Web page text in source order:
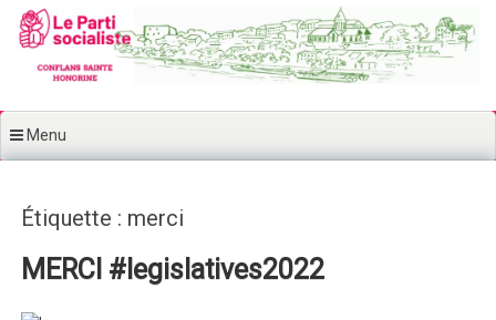
Aller au contenu principal
Menu
Étiquette : merci
MERCI #legislatives2022